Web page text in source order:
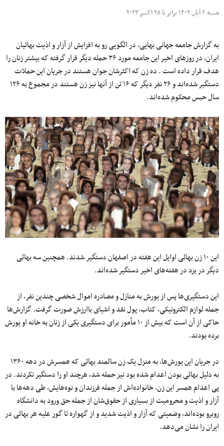
شنبه ۶ آبان ۱۴۰۲ برابر با ۲۸ اکتبر ۲۰۲۳
به گزارش جامعه جهانی بهایی، در الگویی رو به افزایش از آزار و اذیت بهائیان
ایران، در روزهای اخیر این جامعه مورد ۳۶ حمله دیگر قرار گرفته که بیشتر زنان را
هدف قرار داده است . ده زن که اکثرشان جوان هستند در جریان این حملات
دستگیر شده‌اند و ۲۶ نفر دیگر که ۱۶ تن از آنها نیز زن هستند در مجموع به ۱۲۶
سال حبس محکوم شده‌اند.
این ۱۰ زن بهائی اوایل این هفته در اصفهان دستگیر شدند. همچنین سه بهائی
دیگر در یزد در هفته‌های اخیر دستگیر شده‌اند.
این دستگیری‌ها پس از یورش به منازل و مصادره اموال شخصی چندین نفر، از
جمله لوازم الکترونیکی، کتاب، پول نقد و اشیای باارزش صورت گرفت. گزارش‌ها
حاکی از آن است که بیش از ۱۰ مأمور برای دستگیری یکی از زنان به خانه او یورش
برده بودند.
در جریان این یورش‌ها، به منزل یک زن سالمند بهائی که همسرش در دهه ۱۳۶۰
به دلیل بهائی بودن اعدام شده بود نیز حمله شد، هرچند او را دستگیر نکردند. در
پی اعدام همسر این زن، خانواده‌اش از جمله فرزندان و نوه‌هایش، طی دهه‌ها با
آزار و اذیت و محرومیت‌ از بسیاری از حقوق‌شان از جمله حق ورود به دانشگاه
روبرو بوده‌اند، وضعیتی که آزار و اذیت شدید و از گهواره تا گور علیه هر بهائی در
ایران را نشان می‌دهد.